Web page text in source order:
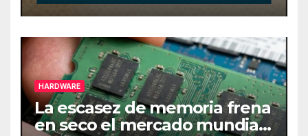
HARDWARE
La escasez de memoria frena
en seco el mercado mundial